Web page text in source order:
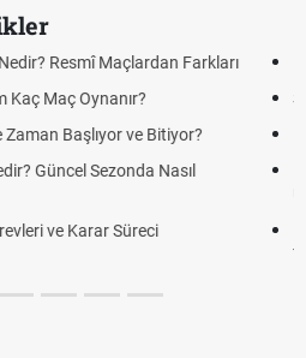
ve Diğer Kısaltmalar Ne Anlama Gelir?
ve Sonuç Kavramları
Futbol Kuralları
Hangi Organizasyonlarda
Açıklanacak 2026? ÖSYM Sonuç